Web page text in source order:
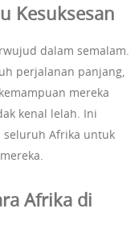
Kesuksesan
dalam semalam.
perjalanan panjang,
mereka
kenal lelah. Ini
Afrika untuk
Afrika di